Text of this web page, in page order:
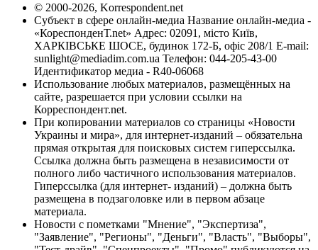
© 2000-2026, Korrespondent.net
Субъект в сфере онлайн-медиа Название онлайн-медиа -
«КореспонденТ.net» Адрес: 02091, місто Київ,
ХАРКІВСЬКЕ ШОСЕ, будинок 172-Б, офіс 208/1 E-mail:
sunlight@mediadim.com.ua Телефон: 044-205-43-00
Идентификатор медиа - R40-06068
Использование любых материалов, размещённых на
сайте, разрешается при условии ссылки на
Корреспондент.net.
При копировании материалов со страницы «Новости
Украины и мира», для интернет-изданий – обязательна
прямая открытая для поисковых систем гиперссылка.
Ссылка должна быть размещена в независимости от
полного либо частичного использования материалов.
Гиперссылка (для интернет- изданий) – должна быть
размещена в подзаголовке или в первом абзаце
материала.
Новости с пометками "Мнение", "Экспертиза",
"Заявление", "Регионы", "Деньги", "Власть", "Выборы",